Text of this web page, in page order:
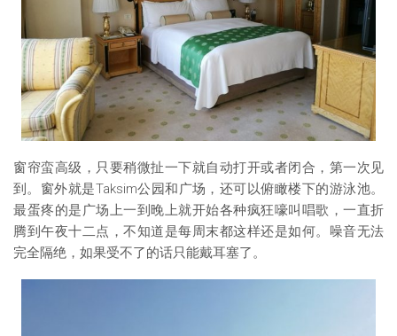
窗帘蛮高级，只要稍微扯一下就自动打开或者闭合，第一次见
到。窗外就是Taksim公园和广场，还可以俯瞰楼下的游泳池。
最蛋疼的是广场上一到晚上就开始各种疯狂嚎叫唱歌，一直折
腾到午夜十二点，不知道是每周末都这样还是如何。噪音无法
完全隔绝，如果受不了的话只能戴耳塞了。